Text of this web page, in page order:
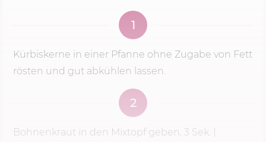
1
Kürbiskerne in einer Pfanne ohne Zugabe von Fett
rösten und gut abkühlen lassen.
2
Bohnenkraut in den Mixtopf geben, 3 Sek.